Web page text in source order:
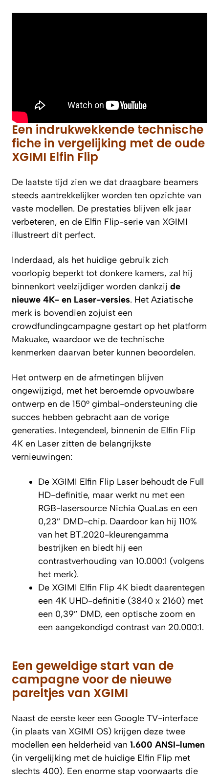
Een indrukwekkende technische
fiche in vergelijking met de oude
XGIMI Elfin Flip
De laatste tijd zien we dat draagbare beamers
steeds aantrekkelijker worden ten opzichte van
vaste modellen. De prestaties blijven elk jaar
verbeteren, en de Elfin Flip-serie van XGIMI
illustreert dit perfect.
Inderdaad, als het huidige gebruik zich
voorlopig beperkt tot donkere kamers, zal hij
binnenkort veelzijdiger worden dankzij de
nieuwe 4K- en Laser-versies. Het Aziatische
merk is bovendien zojuist een
crowdfundingcampagne gestart op het platform
Makuake, waardoor we de technische
kenmerken daarvan beter kunnen beoordelen.
Het ontwerp en de afmetingen blijven
ongewijzigd, met het beroemde opvouwbare
ontwerp en de 150° gimbal-ondersteuning die
succes hebben gebracht aan de vorige
generaties. Integendeel, binnenin de Elfin Flip
4K en Laser zitten de belangrijkste
vernieuwingen:
De XGIMI Elfin Flip Laser behoudt de Full
HD-definitie, maar werkt nu met een
RGB-lasersource Nichia QuaLas en een
0,23″ DMD-chip. Daardoor kan hij 110%
van het BT.2020-kleurengamma
bestrijken en biedt hij een
contrastverhouding van 10.000:1 (volgens
het merk).
De XGIMI Elfin Flip 4K biedt daarentegen
een 4K UHD-definitie (3840 x 2160) met
een 0,39″ DMD, een optische zoom en
een aangekondigd contrast van 20.000:1.
Een geweldige start van de
campagne voor de nieuwe
pareltjes van XGIMI
Naast de eerste keer een Google TV-interface
(in plaats van XGIMI OS) krijgen deze twee
modellen een helderheid van 1.600 ANSI-lumen
(in vergelijking met de huidige Elfin Flip met
slechts 400). Een enorme stap voorwaarts die